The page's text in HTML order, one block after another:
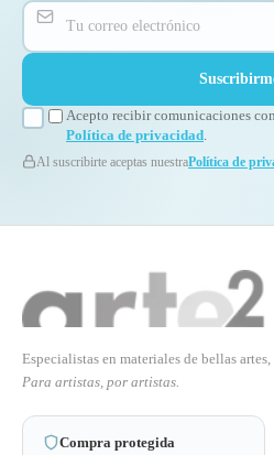
Acepto recibir comunicaciones
Política de privacidad.
Al suscribirte aceptas nuestraPolítica de
Especialistas en materiales de bellas
Para artistas, por artistas.
Compra protegida